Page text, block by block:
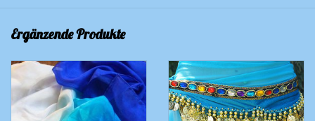
Ergänzende Produkte